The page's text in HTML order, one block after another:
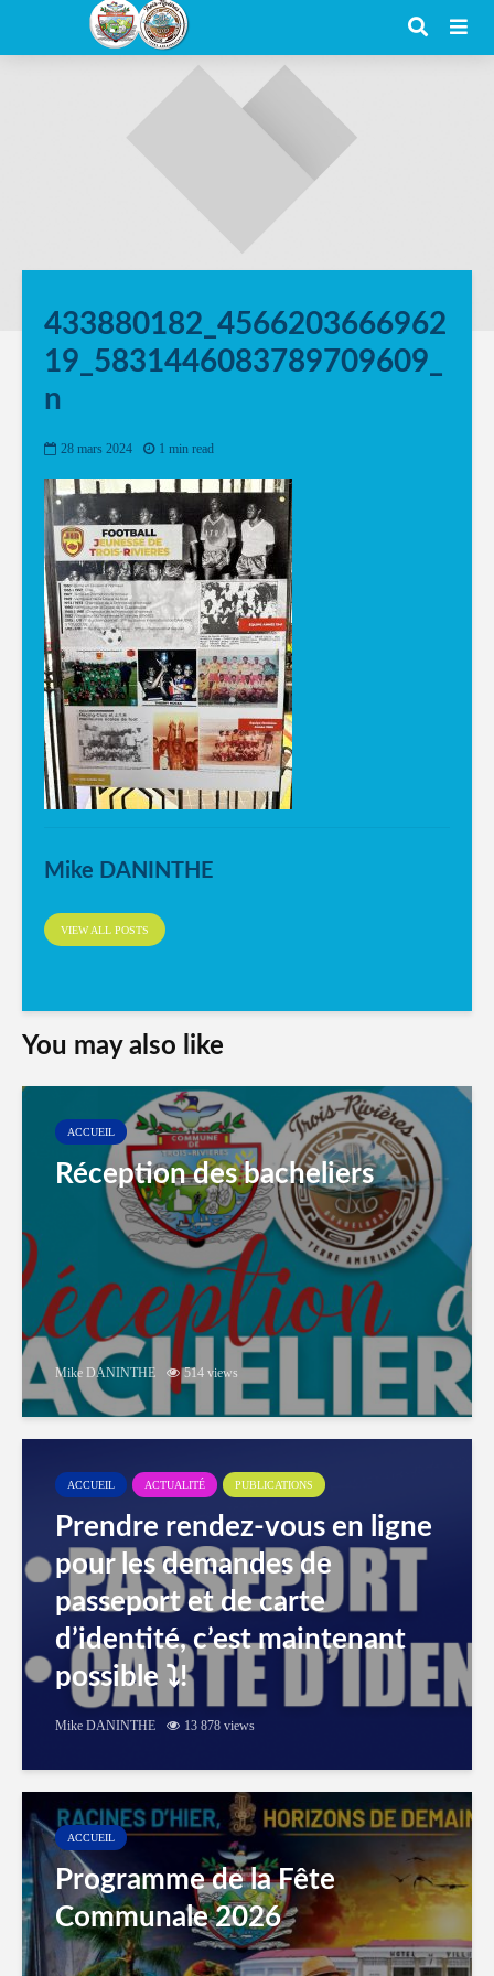
433880182_4566203666962
19_5831446083789709609_
n
28 mars 2024 1 min read
Mike DANINTHE
VIEW ALL POSTS
You may also like
ACCUEIL
Réception des bacheliers
Mike DANINTHE 514 views
ACCUEIL ACTUALITÉ PUBLICATIONS
Prendre rendez-vous en ligne
pour les demandes de
passeport et de carte
d’identité, c’est maintenant
possible ⤵️!
Mike DANINTHE 13 878 views
ACCUEIL
Programme de la Fête
Communale 2026